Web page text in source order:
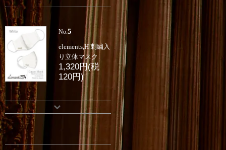
No. 5
elements,H 刺繍入
り立体マスク
1,320円(税
120円)